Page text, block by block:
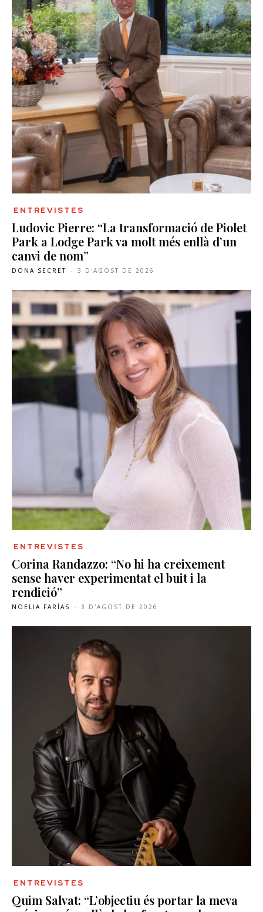
ENTREVISTES
Ludovic Pierre: “La transformació de Piolet
Park a Lodge Park va molt més enllà d’un
canvi de nom”
DONA SECRET - 3 D'AGOST DE 2026
ENTREVISTES
Corina Randazzo: “No hi ha creixement
sense haver experimentat el buit i la
rendició”
NOELIA FARÍAS - 3 D'AGOST DE 2026
ENTREVISTES
Quim Salvat: “L’objectiu és portar la meva